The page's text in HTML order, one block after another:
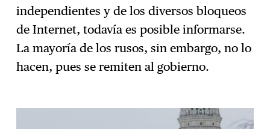
independientes y de los diversos bloqueos
de Internet, todavía es posible informarse.
La mayoría de los rusos, sin embargo, no lo
hacen, pues se remiten al gobierno.